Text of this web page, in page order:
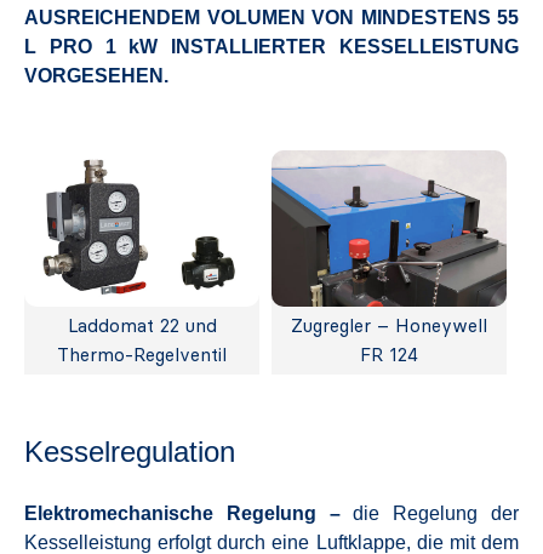
AUSREICHENDEM VOLUMEN VON MINDESTENS 55
L PRO 1 kW INSTALLIERTER KESSELLEISTUNG
VORGESEHEN.
Laddomat 22 und
Thermo-Regelventil
Zugregler – Honeywell
FR 124
Kesselregulation
Elektromechanische Regelung –die Regelung der
Kesselleistung erfolgt durch eine Luftklappe, die mit dem